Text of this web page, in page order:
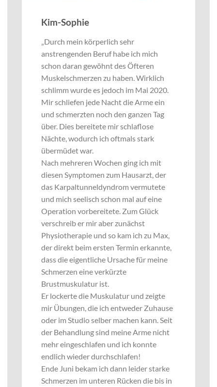
Kim-Sophie
„Durch mein körperlich sehr
anstrengenden Beruf habe ich mich
schon daran gewöhnt des Öfteren
Muskelschmerzen zu haben. Wirklich
schlimm wurde es jedoch im Mai 2020.
Mir schliefen jede Nacht die Arme ein
und schmerzten noch den ganzen Tag
über. Dies bereitete mir schlaflose
Nächte, wodurch ich oftmals stark
übermüdet war.
Nach mehreren Wochen ging ich mit
diesen Symptomen zum Hausarzt, der
das Karpaltunneldyndrom vermutete
und mich seelisch schon mal auf eine
Operation vorbereitete. Zum Glück
verschreib er mir aber zunächst
Physiotherapie und so kam ich zu Max,
der direkt beim ersten Termin erkannte,
dass die eigentliche Ursache für meine
Schmerzen eine verkürzte
Brustmuskulatur ist.
Er lockerte die Muskulatur und zeigte
mir Übungen, die ich entweder Zuhause
oder im Studio selber machen kann. Seit
der Behandlung sind meine Arme nicht
mehr eingeschlafen und ich konnte
endlich wieder durchschlafen!
Ende Juni bekam ich dann leider starke
Schmerzen im unteren Rücken die bis in